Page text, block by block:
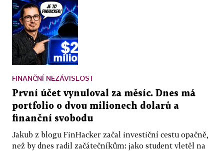
FINANČNÍ NEZÁVISLOST
První účet vynuloval za měsíc. Dnes má
portfolio o dvou milionech dolarů a
finanční svobodu
Jakub z blogu FinHacker začal investiční cestu opačně,
než by dnes radil začátečníkům: jako student vletěl na